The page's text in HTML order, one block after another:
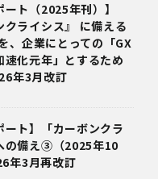
ート（2025年刊）】
クライシス』 に備える
、企業にとっての「GX
速化元年」とするため
年3月改訂
ート】「カーボンクラ
の備え③（2025年10
年3月再改訂